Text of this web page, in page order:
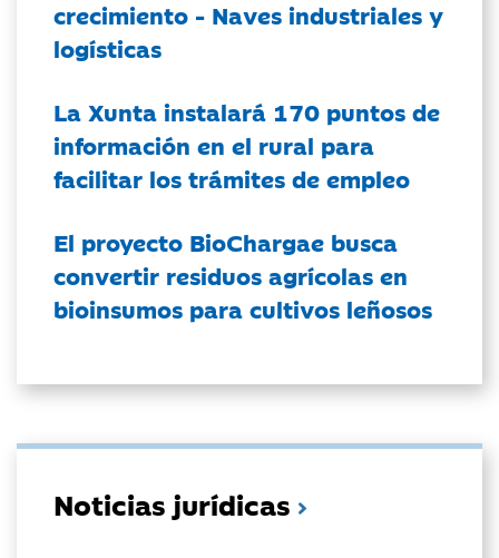
crecimiento - Naves industriales y
logísticas
La Xunta instalará 170 puntos de
información en el rural para
facilitar los trámites de empleo
El proyecto BioChargae busca
convertir residuos agrícolas en
bioinsumos para cultivos leñosos
Noticias jurídicas